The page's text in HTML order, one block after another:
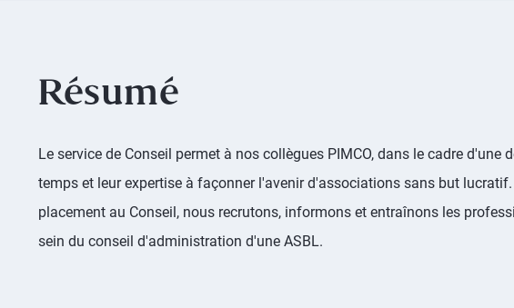
Résumé
Le service de Conseil permet à nos collègues PIMCO, dans le cadre
temps et leur expertise à façonner l'avenir d'associations sans but
placement au Conseil, nous recrutons, informons et entraînons les
sein du conseil d'administration d'une ASBL.